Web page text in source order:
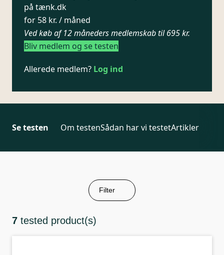
på tænk.dk
for 58 kr. / måned
Ved køb af 12 måneders medlemskab til 695 kr.
Bliv medlem og se testen
Allerede medlem? Log ind
Se testen Om testenSådan har vi testetArtikler
Filter
7 tested product(s)